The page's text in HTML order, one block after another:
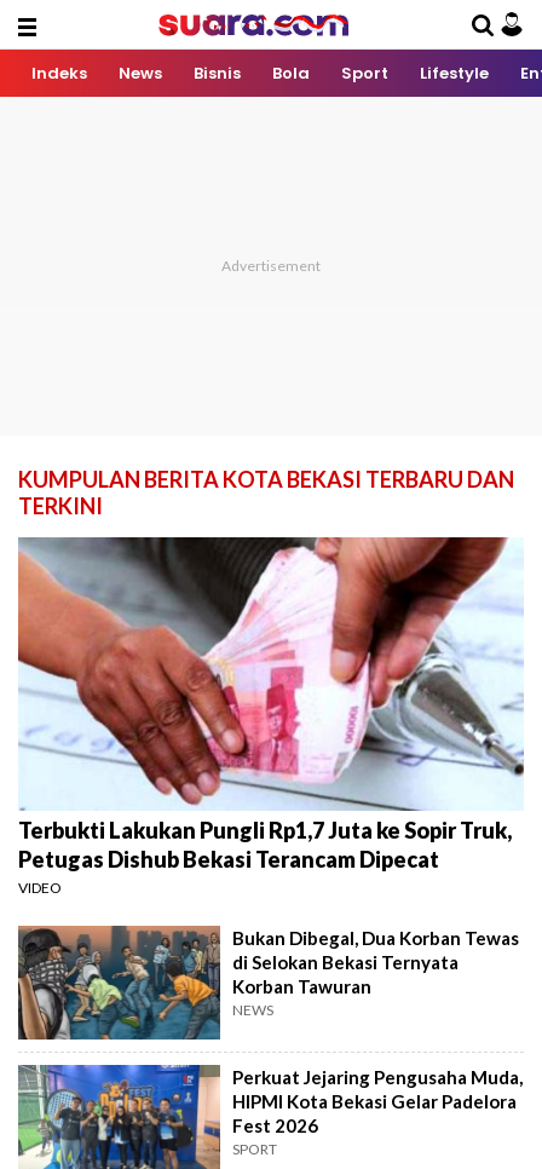
Indeks News Bisnis Bola Sport Lifestyle
KUMPULAN BERITA KOTA BEKASI TERBARU DAN
TERKINI
Terbukti Lakukan Pungli Rp1,7 Juta ke Sopir Truk,
Petugas Dishub Bekasi Terancam Dipecat
VIDEO
Bukan Dibegal, Dua Korban Tewas
di Selokan Bekasi Ternyata
Korban Tawuran
NEWS
Perkuat Jejaring Pengusaha Muda,
HIPMI Kota Bekasi Gelar Padelora
Fest 2026
SPORT